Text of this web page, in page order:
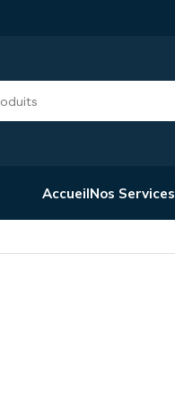
AccueilNos Services